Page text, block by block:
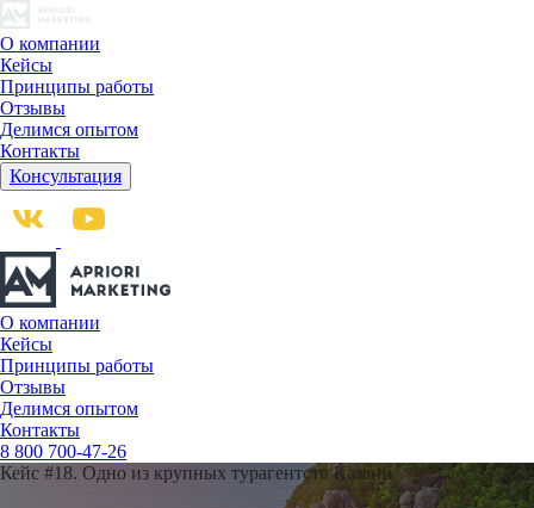
О компании
Кейсы
Принципы работы
Отзывы
Делимся опытом
Контакты
Консультация
О компании
Кейсы
Принципы работы
Отзывы
Делимся опытом
Контакты
8 800 700-47-26
Кейс #18. Одно из крупных турагентств Казани